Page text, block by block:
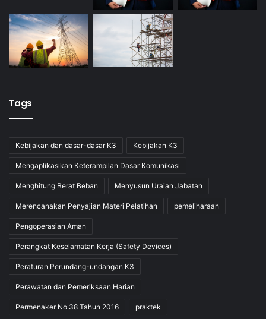
Tags
Kebijakan dan dasar-dasar K3 Kebijakan K3
Mengaplikasikan Keterampilan Dasar Komunikasi
Menghitung Berat Beban Menyusun Uraian Jabatan
Merencanakan Penyajian Materi Pelatihan pemeliharaan
Pengoperasian Aman
Perangkat Keselamatan Kerja (Safety Devices)
Peraturan Perundang-undangan K3
Perawatan dan Pemeriksaan Harian
Permenaker No.38 Tahun 2016 praktek